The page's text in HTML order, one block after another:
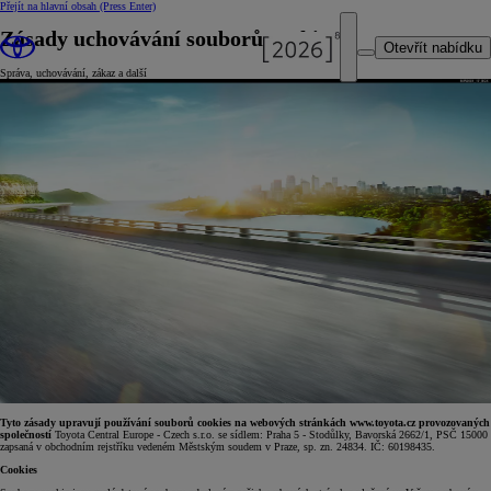
Přejít na hlavní obsah (Press Enter)
Otevřít nabídku
Zásady uchovávání souborů cookie
Správa, uchovávání, zákaz a další
Tyto zásady upravují používání souborů cookies na webových stránkách www.toyota.cz provozovaných
společností Toyota Central Europe - Czech s.r.o. se sídlem: Praha 5 - Stodůlky, Bavorská 2662/1, PSČ 15000
zapsaná v obchodním rejstříku vedeném Městským soudem v Praze, sp. zn. 24834. IČ: 60198435.
Cookies